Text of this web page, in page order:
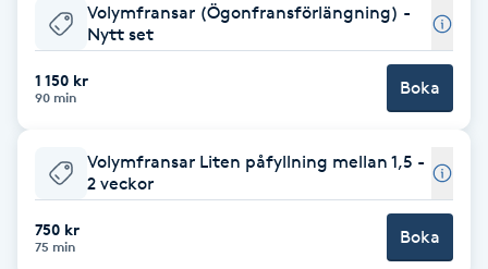
Damklippning
Dermapen
Diamantslipning
Enzympeeling
Volymfransar (Ögonfransförlängning) -
Nytt set
1 150 kr
90 min Boka
Volymfransar Liten påfyllning mellan 1,5 -
2 veckor
750 kr
75 min Boka